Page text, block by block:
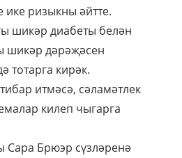
ике ризыкны әйтте.
шикәр диабеты белән
шикәр дәрәҗәсен
тотарга кирәк.
итмәсә, сәламәтлек
килеп чыгарга
Сара Брюэр сүзләренә